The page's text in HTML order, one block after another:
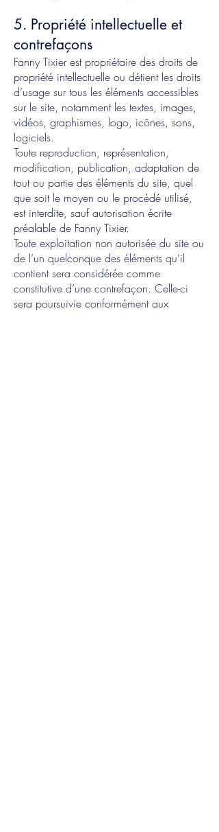
5. Propriété intellectuelle et
contrefaçons
Fanny Tixier est propriétaire des droits de
propriété intellectuelle ou détient les droits
d’usage sur tous les éléments accessibles
sur le site, notamment les textes, images,
vidéos, graphismes, logo, icônes, sons,
logiciels.
Toute reproduction, représentation,
modification, publication, adaptation de
tout ou partie des éléments du site, quel
que soit le moyen ou le procédé utilisé,
est interdite, sauf autorisation écrite
préalable de Fanny Tixier.
Toute exploitation non autorisée du site ou
de l’un quelconque des éléments qu’il
contient sera considérée comme
constitutive d’une contrefaçon. Celle-ci
sera poursuivie conformément aux